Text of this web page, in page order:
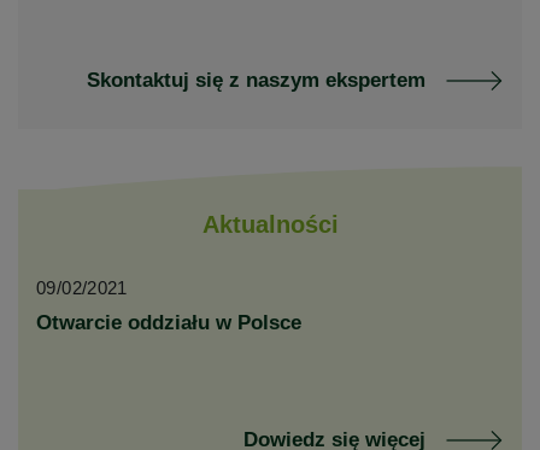
Skontaktuj się z naszym ekspertem
Aktualności
09/02/2021
Otwarcie oddziału w Polsce
Dowiedz się więcej